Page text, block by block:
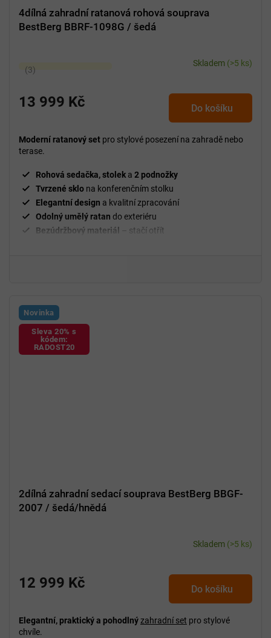
4dílná zahradní ratanová rohová souprava
BestBerg BBRF-1098G / šedá
Průměrné
produktu
z
5
Skladem (>5 ks)
13 999 Kč Do košíku
Moderní ratanový set pro stylové posezení na zahradě nebo
terase.
Rohová sedačka, stolek a 2 podnožky
Tvrzené sklo na konferenčním stolku
Elegantní design a kvalitní zpracování
Odolný umělý ratan do exteriéru
Bezúdržbový materiál
– stačí otřít
Novinka
Sleva 20% s
kódem:
RADOST20
2dílná zahradní sedací souprava BestBerg BBGF-
2007 / šedá/hnědá
Skladem (>5 ks)
12 999 Kč Do košíku
Elegantní, praktický a pohodlnýzahradní set pro stylové
chvíle.